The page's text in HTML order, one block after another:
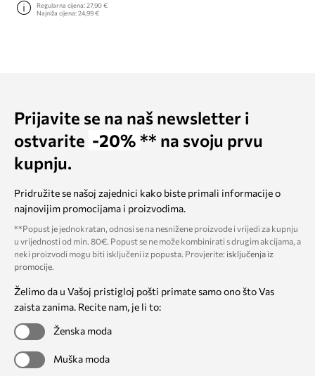
Regularna cijena:27,90 €
Najniža cijena:24,99 €
Prijavite se na naš newsletter i
ostvarite -20% ** na svoju prvu
kupnju.
Pridružite se našoj zajednici kako biste primali informacije o
najnovijim promocijama i proizvodima.
**Popust je jednokratan, odnosi se na nesnižene proizvode i vrijedi za kupnju
u vrijednosti od min. 80€. Popust se ne može kombinirati s drugim akcijama, a
neki proizvodi mogu biti isključeni iz popusta. Provjerite: isključenja iz
promocije.
Želimo da u Vašoj pristigloj pošti primate samo ono što Vas
zaista zanima. Recite nam, je li to:
Ženska moda
Muška moda